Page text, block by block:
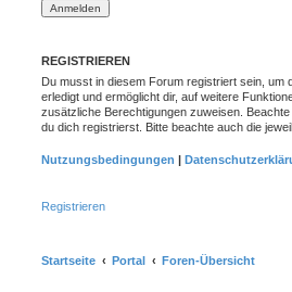
REGISTRIEREN
Du musst in diesem Forum registriert sein, um
erledigt und ermöglicht dir, auf weitere
zusätzliche Berechtigungen zuweisen.
du dich registrierst. Bitte beachte auch die
Nutzungsbedingungen |
Registrieren
Startseite Portal Foren-Übersicht